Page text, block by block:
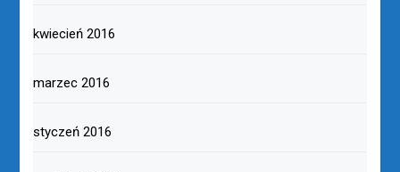
kwiecień 2016
marzec 2016
styczeń 2016